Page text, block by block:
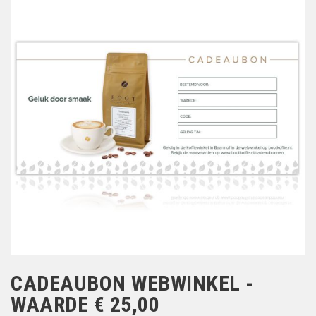
CADEAUBON WEBWINKEL -
WAARDE € 25,00